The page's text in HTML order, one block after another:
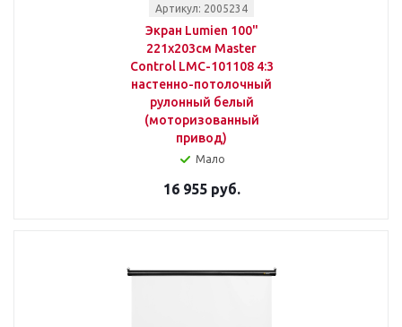
Артикул: 2005234
Экран Lumien 100"
221x203см Master
Control LMC-101108 4:3
настенно-потолочный
рулонный белый
(моторизованный
привод)
Мало
16 955 руб.